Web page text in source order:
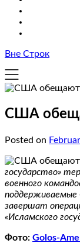
Вне Строк
США
Posted on
государство»
военного
завершат
«Исламского
Фото: Golos-